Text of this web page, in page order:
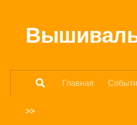
Главная
>>